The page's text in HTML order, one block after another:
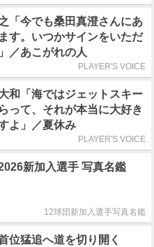
「今でも桑田真澄さんにあ
す。いつかサインをいただ
／あこがれの人
PLAYER'S VOICE
和「海ではジェットスキー
って、それが本当に大好き
よ」／夏休み
PLAYER'S VOICE
新加入選手 写真名鑑
12球団新加入選手写真名鑑
位猛追へ道を切り開く